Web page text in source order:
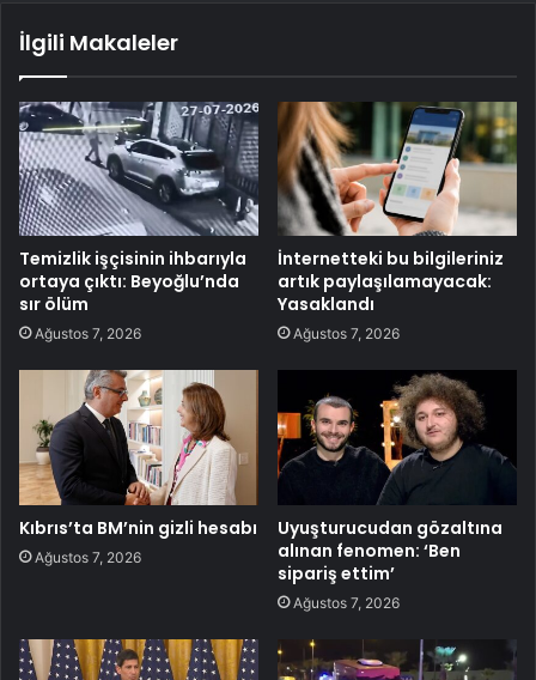
İlgili Makaleler
Temizlik işçisinin ihbarıyla
ortaya çıktı: Beyoğlu’nda
sır ölüm
Ağustos 7, 2026
İnternetteki bu bilgileriniz
artık paylaşılamayacak:
Yasaklandı
Ağustos 7, 2026
Kıbrıs’ta BM’nin gizli hesabı
Ağustos 7, 2026
Uyuşturucudan gözaltına
alınan fenomen: ‘Ben
sipariş ettim’
Ağustos 7, 2026